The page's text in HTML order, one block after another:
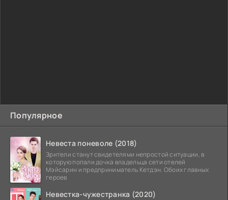
Популярное
Невеста поневоле (2018)
Зрители станут свидетелями непростой ситуации, в
которую попали дочка владельца сети отелей
Мэйсарин и предприниматель Кетдэн. Обоих главных
героев
Невестка-чужестранка (2020)